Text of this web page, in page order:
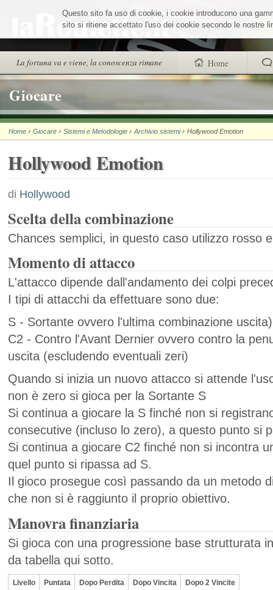
alla
navigazioneLa fortuna va e viene, la conoscenza rimane Home
trovi anche
Chi siamo
Wheel Quiz
Giocare
Questo sito fa uso di cookie, i cookie introducono una
sito si ritiene accettato l'uso dei cookie secondo le nostre
Home ›Giocare ›Sistemi e Metodologie ›Archivio sistemi ›Hollywood Emotion
Hollywood Emotion
di Hollywood
Scelta della combinazione
Chances semplici, in questo caso utilizzo rosso
Momento di attacco
L'attacco dipende dall'andamento dei colpi
I tipi di attacchi da effettuare sono due:
S - Sortante ovvero l'ultima combinazione uscita)
C2 - Contro l'Avant Dernier ovvero contro la
uscita (escludendo eventuali zeri)
Quando si inizia un nuovo attacco si attende
non è zero si gioca per la Sortante S
Si continua a giocare la S finché non si
consecutive (incluso lo zero), a questo punto si
Si continua a giocare C2 finché non si incontra
quel punto si ripassa ad S.
Il gioco prosegue così passando da un metodo
che non si è raggiunto il proprio obiettivo.
Manovra finanziaria
Si gioca con una progressione base strutturata
da tabella qui sotto.
Livello Puntata Dopo Perdita Dopo Vincita
Dopo 2 Vincite